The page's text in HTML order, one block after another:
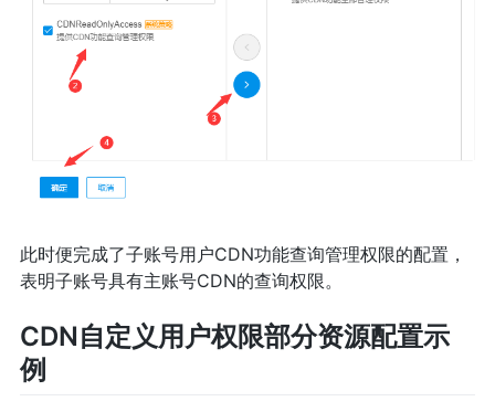
此时便完成了子账号用户CDN功能查询管理权限的配置，
表明子账号具有主账号CDN的查询权限。
CDN自定义用户权限部分资源配置示
例